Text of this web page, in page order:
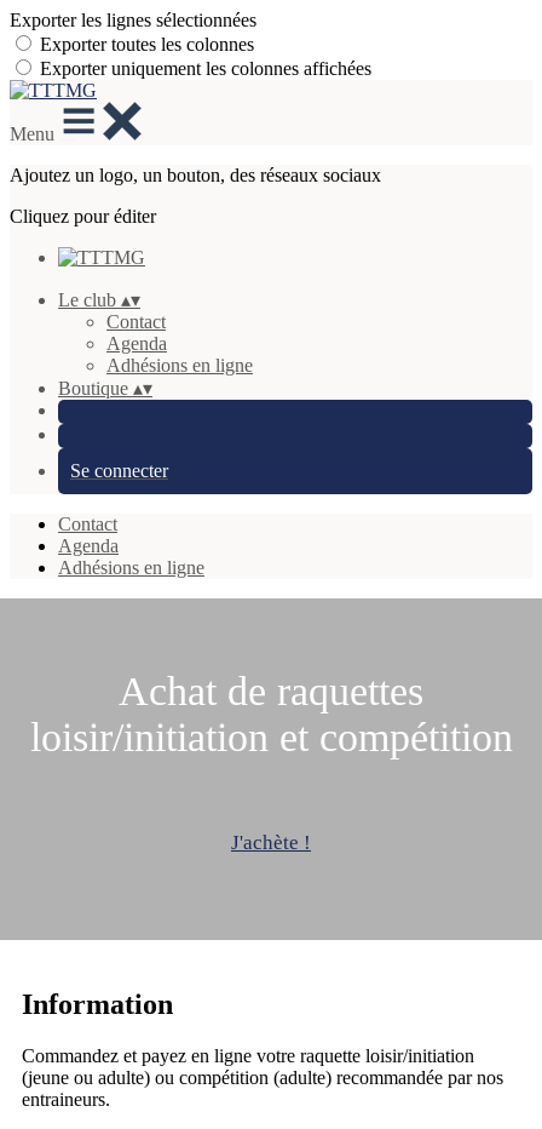
Exporter les lignes sélectionnées
Exporter toutes les colonnes
Exporter uniquement les colonnes affichées
Menu
Ajoutez un logo, un bouton, des réseaux sociaux
Cliquez pour éditer
Le club ▴▾
Contact
Agenda
Adhésions en ligne
Boutique ▴▾
Se connecter
Contact
Agenda
Adhésions en ligne
Achat de raquettes
loisir/initiation et compétition
J'achète !
Information
Commandez et payez en ligne votre raquette loisir/initiation
(jeune ou adulte) ou compétition (adulte) recommandée par nos
entraineurs.